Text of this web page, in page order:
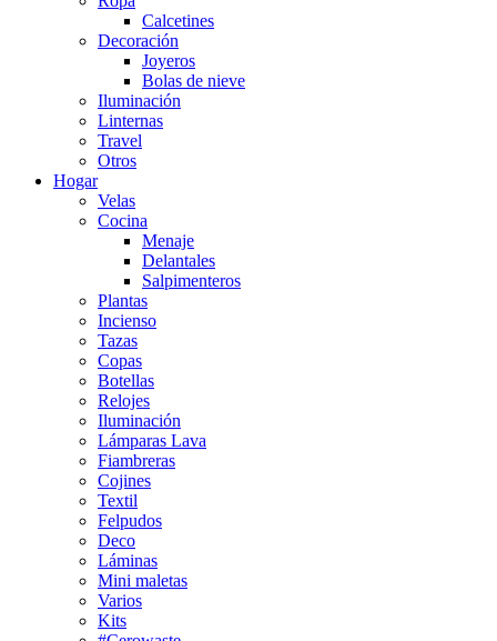
Calcetines
Decoración
Joyeros
Bolas de nieve
Iluminación
Linternas
Travel
Otros
Hogar
Velas
Cocina
Menaje
Delantales
Salpimenteros
Plantas
Incienso
Tazas
Copas
Botellas
Relojes
Iluminación
Lámparas Lava
Fiambreras
Cojines
Textil
Felpudos
Deco
Láminas
Mini maletas
Varios
Kits